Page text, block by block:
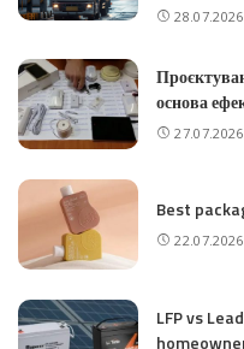
28.07.2026
основа
27.07.2026
Best
22.07.2026
LFP vs